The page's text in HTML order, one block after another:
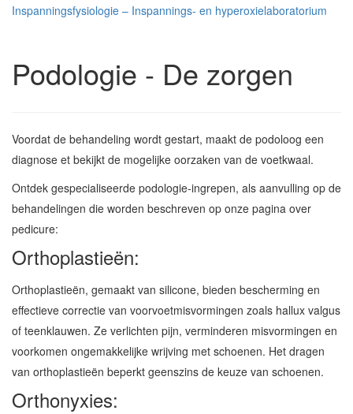
Inspanningsfysiologie – Inspannings- en hyperoxielaboratorium
Podologie - De zorgen
Voordat de behandeling wordt gestart, maakt de podoloog een
diagnose et bekijkt de mogelijke oorzaken van de voetkwaal.
Ontdek gespecialiseerde podologie-ingrepen, als aanvulling op de
behandelingen die worden beschreven op onze pagina over
pedicure:
Orthoplastieën:
Orthoplastieën, gemaakt van silicone, bieden bescherming en
effectieve correctie van voorvoetmisvormingen zoals hallux valgus
of teenklauwen. Ze verlichten pijn, verminderen misvormingen en
voorkomen ongemakkelijke wrijving met schoenen. Het dragen
van orthoplastieën beperkt geenszins de keuze van schoenen.
Orthonyxies: